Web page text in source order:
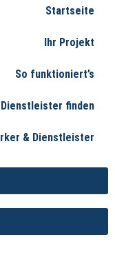
Startseite
Ihr Projekt
So funktioniert’s
Dienstleister finden
& Dienstleister